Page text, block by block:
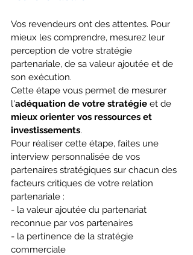
Vos revendeurs ont des attentes. Pour
mieux les comprendre, mesurez leur
perception de votre stratégie
partenariale, de sa valeur ajoutée et de
son exécution.
Cette étape vous permet de mesurer
l'adéquation de votre stratégie et de
mieux orienter vos ressources et
investissements.
Pour réaliser cette étape, faites une
interview personnalisée de vos
partenaires stratégiques sur chacun des
facteurs critiques de votre relation
partenariale :
- la valeur ajoutée du partenariat
reconnue par vos partenaires
- la pertinence de la stratégie
commerciale